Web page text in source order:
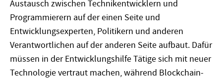
Austausch zwischen Technikentwicklern und
Programmierern auf der einen Seite und
Entwicklungsexperten, Politikern und anderen
Verantwortlichen auf der anderen Seite aufbaut. Dafür
müssen in der Entwicklungshilfe Tätige sich mit neuer
Technologie vertraut machen, während Blockchain-